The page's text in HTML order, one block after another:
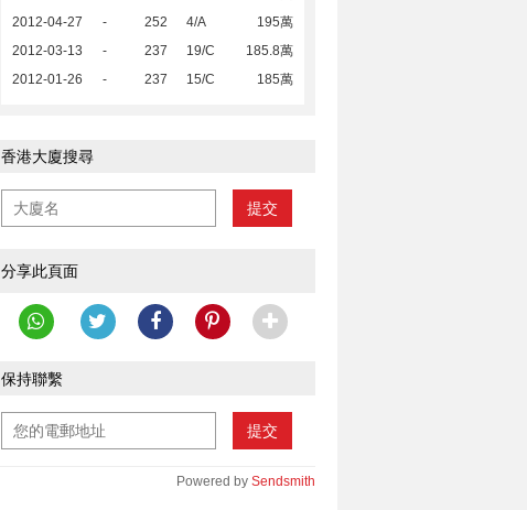
2012-04-27
- 252 4/A
195萬
2012-03-13
- 237 19/C
185.8萬
2012-01-26
- 237 15/C 185萬
香港大廈搜尋
提交
分享此頁面
保持聯繫
提交
Powered by Sendsmith